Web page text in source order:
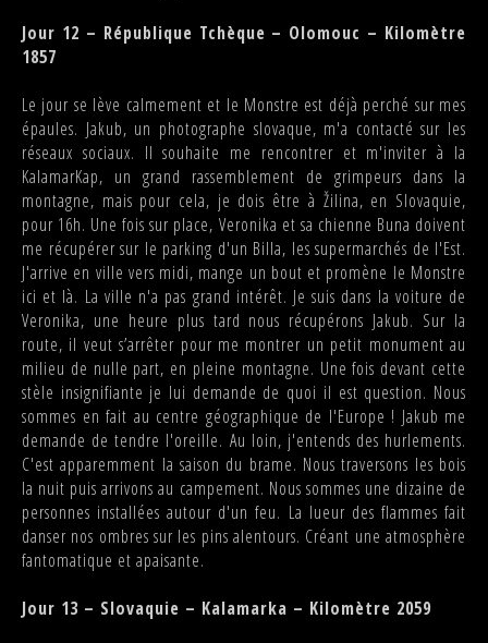
Jour 12 – République Tchèque – Olomouc – Kilomètre
1857
Le jour se lève calmement et le Monstre est déjà perché sur mes
épaules. Jakub, un photographe slovaque, m'a contacté sur les
réseaux sociaux. Il souhaite me rencontrer et m'inviter à la
KalamarKap, un grand rassemblement de grimpeurs dans la
montagne, mais pour cela, je dois être à Žilina, en Slovaquie,
pour 16h. Une fois sur place, Veronika et sa chienne Buna doivent
me récupérer sur le parking d'un Billa, les supermarchés de l'Est.
J'arrive en ville vers midi, mange un bout et promène le Monstre
ici et là. La ville n'a pas grand intérêt. Je suis dans la voiture de
Veronika, une heure plus tard nous récupérons Jakub. Sur la
route, il veut s’arrêter pour me montrer un petit monument au
milieu de nulle part, en pleine montagne. Une fois devant cette
stèle insignifiante je lui demande de quoi il est question. Nous
sommes en fait au centre géographique de l'Europe ! Jakub me
demande de tendre l'oreille. Au loin, j'entends des hurlements.
C'est apparemment la saison du brame. Nous traversons les bois
la nuit puis arrivons au campement. Nous sommes une dizaine de
personnes installées autour d'un feu. La lueur des flammes fait
danser nos ombres sur les pins alentours. Créant une atmosphère
fantomatique et apaisante.
Jour 13 – Slovaquie – Kalamarka – Kilomètre 2059